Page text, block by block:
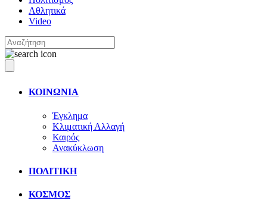
Αθλητικά
Video
ΚΟΙΝΩΝΙΑ
Έγκλημα
Κλιματική Αλλαγή
Καιρός
Ανακύκλωση
ΠΟΛΙΤΙΚΗ
ΚΟΣΜΟΣ